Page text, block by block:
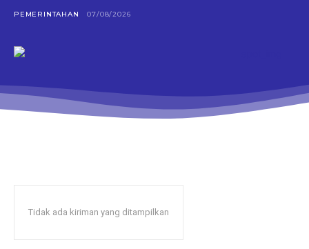
PEMERINTAHAN 07/08/2026
Tidak ada kiriman yang ditampilkan